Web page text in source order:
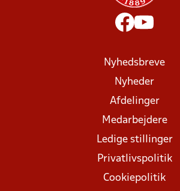
Nyhedsbreve
Nyheder
Afdelinger
Medarbejdere
Ledige stillinger
Privatlivspolitik
Cookiepolitik